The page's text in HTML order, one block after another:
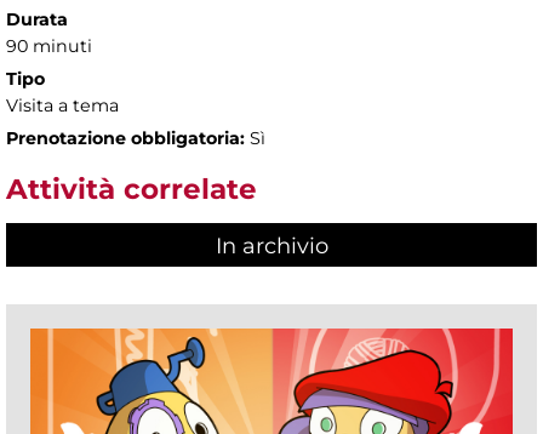
Durata
90 minuti
Tipo
Visita a tema
Prenotazione obbligatoria: Sì
Attività correlate
In archivio